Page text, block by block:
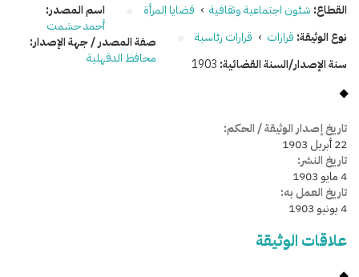
القطاع: شئون اجتماعية وثقافية › قضايا المرأة
نوع الوثيقة: قرارات › قرارات رئاسية
سنة الإصدار/السنة القضائية: 1903
اسم المصدر:
أحمد حشمت
صفة المصدر / جهة الإصدار:
محافظ الدقهلية
تاريخ إصدار الوثيقة / الحكم:
22 أبريل 1903
تاريخ النشر:
4 مايو 1903
تاريخ العمل به:
4 يونيو 1903
علاقات الوثيقة